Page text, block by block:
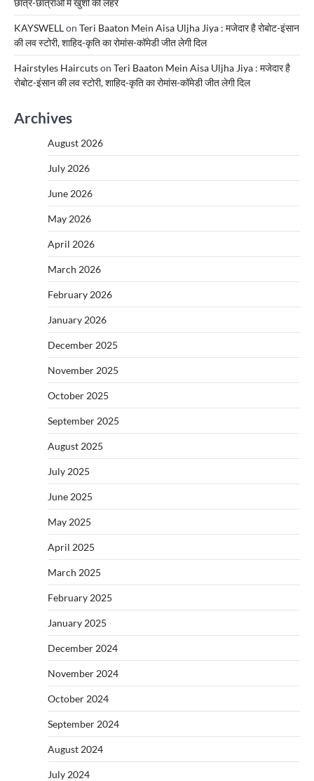
KAYSWELLon Teri Baaton Mein Aisa Uljha Jiya : मजेदार है रोबोट-इंसान
की लव स्टोरी, शाहिद-कृति का रोमांस-कॉमेडी जीत लेगी दिल
Hairstyles Haircutson Teri Baaton Mein Aisa Uljha Jiya : मजेदार है
रोबोट-इंसान की लव स्टोरी, शाहिद-कृति का रोमांस-कॉमेडी जीत लेगी दिल
Archives
August 2026
July 2026
June 2026
May 2026
April 2026
March 2026
February 2026
January 2026
December 2025
November 2025
October 2025
September 2025
August 2025
July 2025
June 2025
May 2025
April 2025
March 2025
February 2025
January 2025
December 2024
November 2024
October 2024
September 2024
August 2024
July 2024